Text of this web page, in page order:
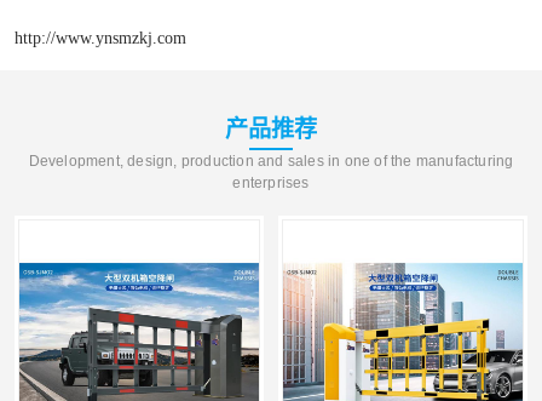
http://www.ynsmzkj.com
产品推荐
Development, design, production and sales in one of the manufacturing
enterprises